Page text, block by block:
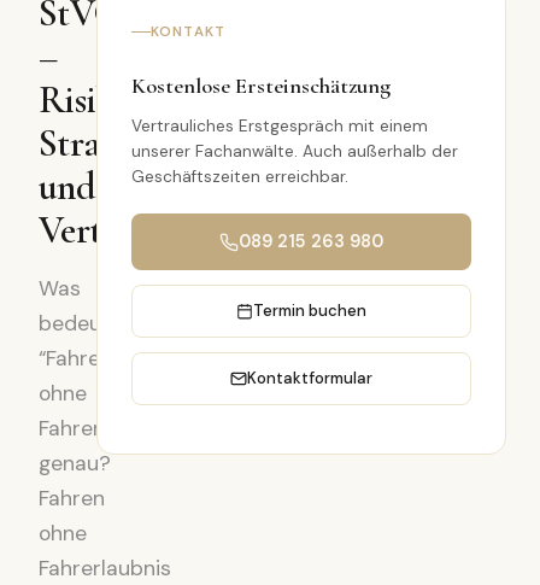
StVG)
–
Risiken,
Strafen
und
Verteidigungsstrategien
Was
bedeutet
“Fahren
ohne
Fahrerlaubnis”
genau?
Fahren
ohne
Fahrerlaubnis
KONTAKT
Kostenlose Ersteinschätzung
Vertrauliches Erstgespräch mit einem
unserer Fachanwälte. Auch außerhalb der
Geschäftszeiten erreichbar.
089 215 263 980
Termin buchen
Kontaktformular